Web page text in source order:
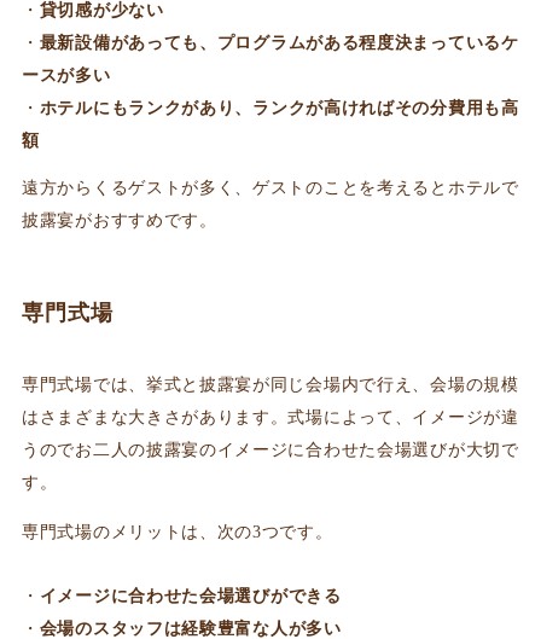
貸切感が少ない
最新設備があっても、プログラムがある程度決まっているケ
ースが多い
ホテルにもランクがあり、ランクが高ければその分費用も高
額
遠方からくるゲストが多く、ゲストのことを考えるとホテルで
披露宴がおすすめです。
専門式場
専門式場では、挙式と披露宴が同じ会場内で行え、会場の規模
はさまざまな大きさがあります。式場によって、イメージが違
うのでお二人の披露宴のイメージに合わせた会場選びが大切で
す。
専門式場のメリットは、次の3つです。
イメージに合わせた会場選びができる
会場のスタッフは経験豊富な人が多い